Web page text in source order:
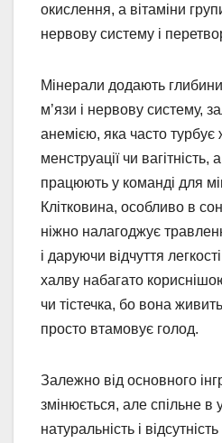
окислення, а вітаміни
нервову систему і
Мінерали додають
м’язи і нервову систему,
анемією, яка часто турбує
менструації чи
працюють у команді для
Клітковина, особливо в
ніжно налагоджує
і даруючи відчуття
халву набагато
чи тістечка, бо вона
просто втамовує голод.
Залежно від основного
змінюється, але спільне в
натуральність і